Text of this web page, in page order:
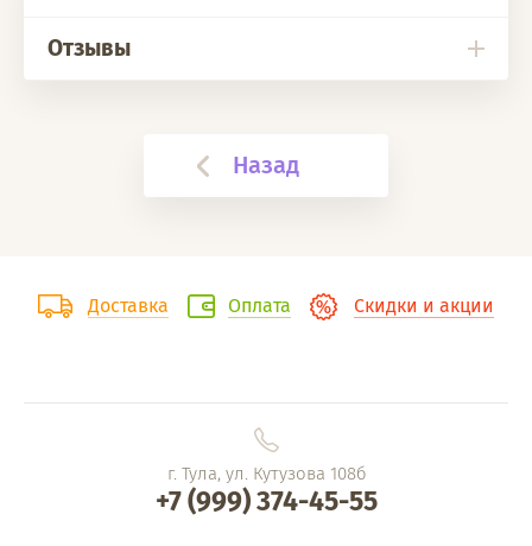
Отзывы
Назад
Доставка Оплата Скидки и акции
г. Тула, ул. Кутузова 108б
+7 (999) 374-45-55